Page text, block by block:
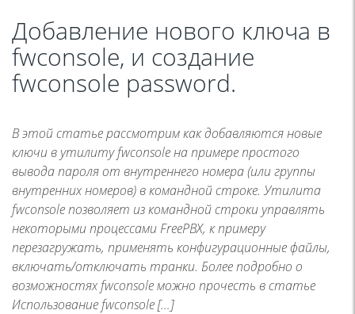
Добавление нового ключа в
fwconsole, и создание
fwconsole password.
В этой статье рассмотрим как добавляются новые
ключи в утилиту fwconsole на примере простого
вывода пароля от внутреннего номера (или группы
внутренних номеров) в командной строке. Утилита
fwconsole позволяет из командной строки управлять
некоторыми процессами FreePBX, к примеру
перезагружать, применять конфигурационные файлы,
включать/отключать транки. Более подробно о
возможностях fwconsole можно прочесть в статье
Использование fwconsole […]